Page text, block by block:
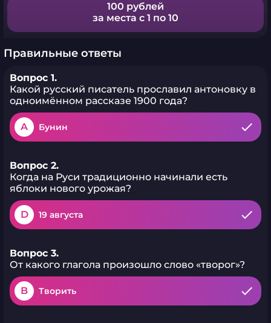
100 рублей
за места с 1 по 10
Правильные ответы
Вопрос 1.
Какой русский писатель прославил антоновку в
одноимённом рассказе 1900 года?
A Бунин
Вопрос 2.
Когда на Руси традиционно начинали есть
яблоки нового урожая?
D 19 августа
Вопрос 3.
От какого глагола произошло слово «творог»?
B Творить